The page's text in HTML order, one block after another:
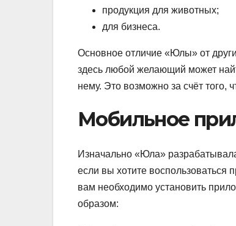
продукция для животных;
для бизнеса.
Основное отличие «Юлы» от
здесь любой желающий может
нему. Это возможно за счёт того,
Мобильное
Изначально «Юла»
если вы хотите воспользоваться
вам необходимо установить
образом: